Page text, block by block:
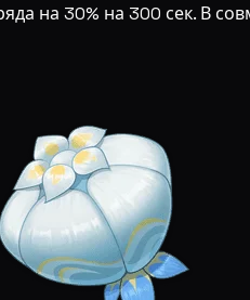
на 30% на 300 сек. В